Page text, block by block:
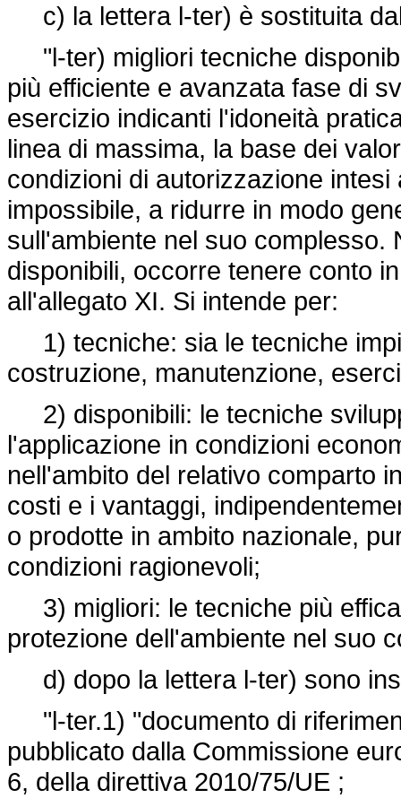
c) la lettera l-ter) è sostituita
"l-ter) migliori tecniche
più efficiente e avanzata fase di
esercizio indicanti l'idoneità
linea di massima, la base dei
condizioni di autorizzazione
impossibile, a ridurre in modo
sull'ambiente nel suo complesso.
disponibili, occorre tenere conto
all'allegato XI. Si intende per:
1) tecniche: sia le tecniche
costruzione, manutenzione,
2) disponibili: le tecniche
l'applicazione in condizioni
nell'ambito del relativo comparto
costi e i vantaggi,
o prodotte in ambito nazionale,
condizioni ragionevoli;
3) migliori: le tecniche più
protezione dell'ambiente nel suo
d) dopo la lettera l-ter) sono
"l-ter.1) "documento di
pubblicato dalla Commissione
6, della direttiva 2010/75/UE ;